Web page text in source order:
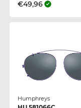
€49,96
Humphreys